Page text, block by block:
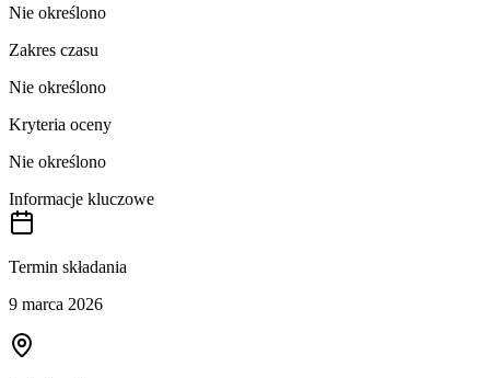
Nie określono
Zakres czasu
Nie określono
Kryteria oceny
Nie określono
Informacje kluczowe
Termin składania
9 marca 2026